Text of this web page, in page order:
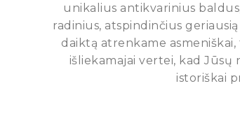
unikalius antikvarinius
radinius, atspindinčius
daiktą atrenkame
išliekamajai vertei, kad
istoriškai